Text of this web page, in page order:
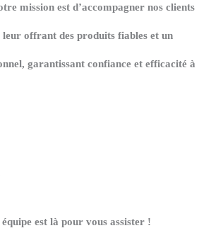
mission est d’accompagner nos clients
leur offrant des produits fiables et un
garantissant confiance et efficacité à
est là pour vous assister !